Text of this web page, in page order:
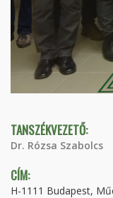
TANSZÉKVEZETŐ:
Dr. Rózsa Szabolcs
CÍM:
H-1111 Budapest,